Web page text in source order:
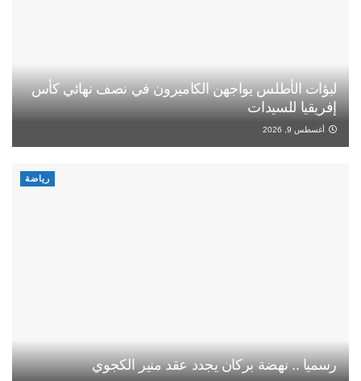
لبؤات الأطلس يواجهن الكاميرون في نصف نهائي كأس
إفريقيا للسيدات
أغسطس 9, 2026
رياضة
رسميا .. نهضة بركان يجدد عقد منير الكجوي